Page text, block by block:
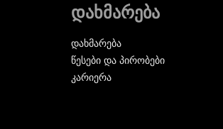
დახმარება
დახმარება
წესები და პირობები
კარიერა